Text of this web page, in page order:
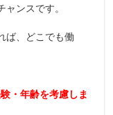
ンスです。
ば、どこでも働
・年齢を考慮しま